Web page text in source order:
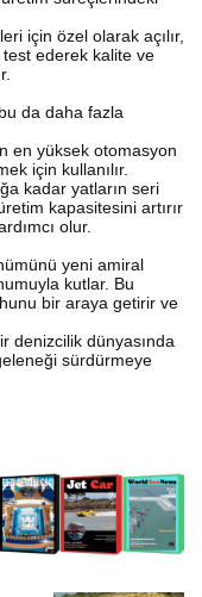
için özel olarak açılır,
ederek kalite ve
da daha fazla
en yüksek otomasyon
için kullanılır.
kadar yatların seri
kapasitesini artırır
olur.
yeni amiral
kutlar. Bu
bir araya getirir ve
denizcilik dünyasında
sürdürmeye